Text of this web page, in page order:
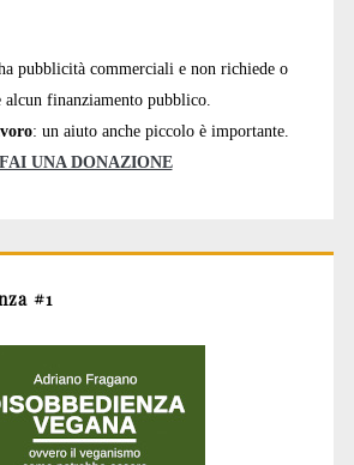
pubblicità commerciali e non richiede o
alcun finanziamento pubblico.
: un aiuto anche piccolo è importante.
FAI UNA DONAZIONE
#1